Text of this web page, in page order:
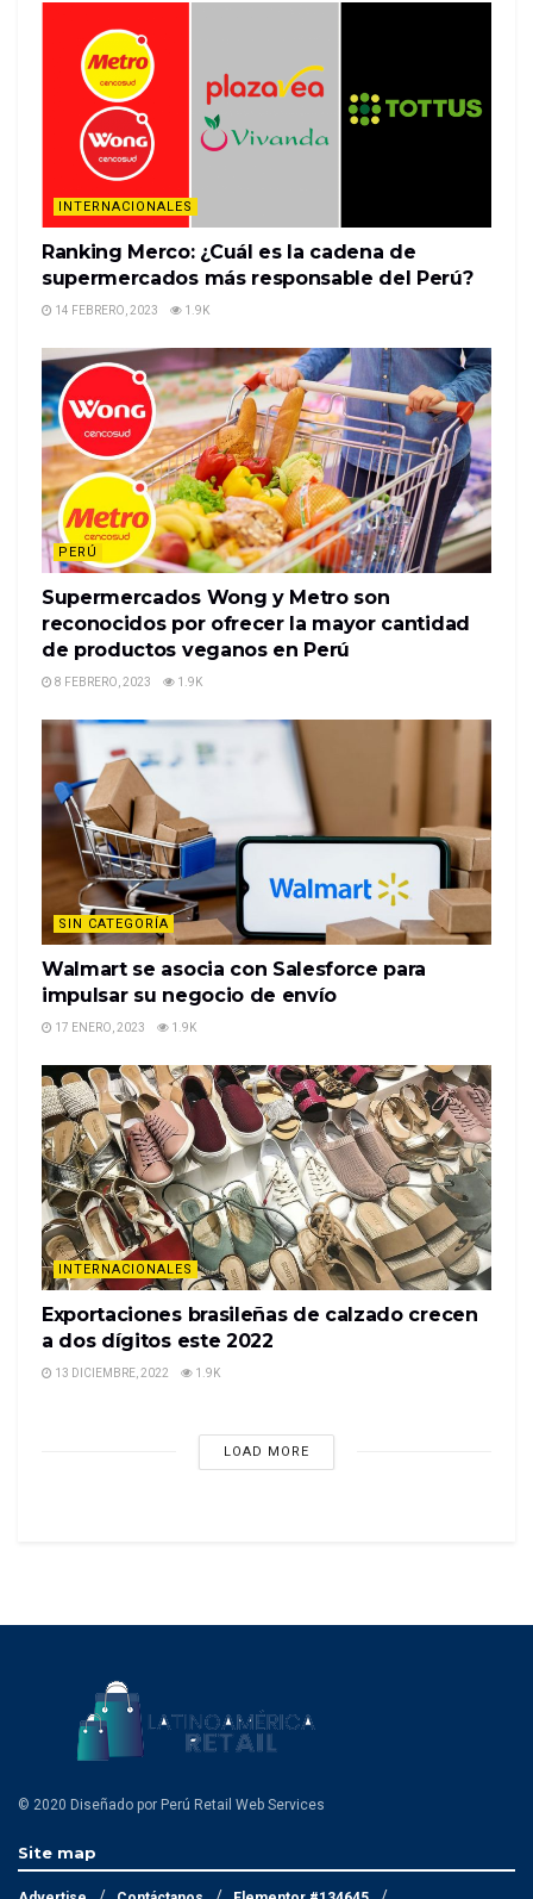
actual stores aren’t slated to open until March of
2020.
The first phase of the complex — the Nickelodeon
Universe theme park and an ice-skating rink —
opened on …
READ MORE
INTERNACIONALES
Ranking Merco: ¿Cuál es la cadena de
supermercados más responsable del Perú?
14 FEBRERO, 2023 1.9K
PERÚ
Supermercados Wong y Metro son
reconocidos por ofrecer la mayor cantidad
de productos veganos en Perú
8 FEBRERO, 2023 1.9K
SIN CATEGORÍA
Walmart se asocia con Salesforce para
impulsar su negocio de envío
17 ENERO, 2023 1.9K
INTERNACIONALES
Exportaciones brasileñas de calzado crecen
a dos dígitos este 2022
13 DICIEMBRE, 2022 1.9K
LOAD MORE
© 2020 Diseñado por Perú Retail Web Services
Site map